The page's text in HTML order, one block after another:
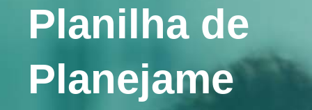
Planilha de
Planejame